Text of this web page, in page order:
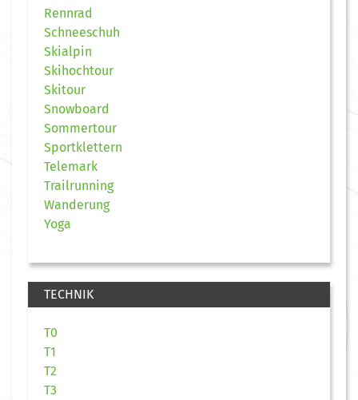
Rennrad
Schneeschuh
Skialpin
Skihochtour
Skitour
Snowboard
Sommertour
Sportklettern
Telemark
Trailrunning
Wanderung
Yoga
TECHNIK
T0
T1
T2
T3